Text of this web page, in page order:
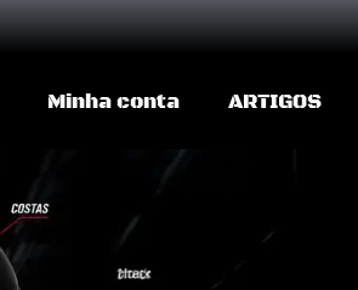
Minha conta ARTIGOS